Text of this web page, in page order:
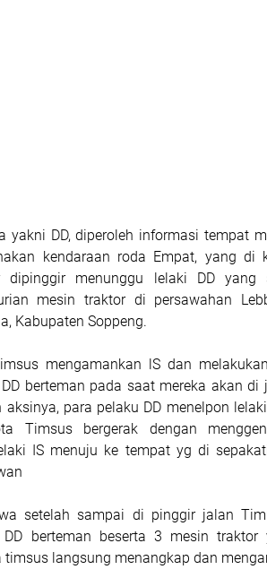
yakni DD, diperoleh informasi tempat
kendaraan roda Empat, yang di
dipinggir menunggu lelaki DD yang
mesin traktor di persawahan
Kabupaten Soppeng.
mengamankan lS dan
berteman pada saat mereka akan di
para pelaku DD menelpon
Timsus bergerak dengan
IS menuju ke tempat yg di
setelah sampai di pinggir jalan
DD berteman beserta 3 mesin
timsus langsung menangkap dan